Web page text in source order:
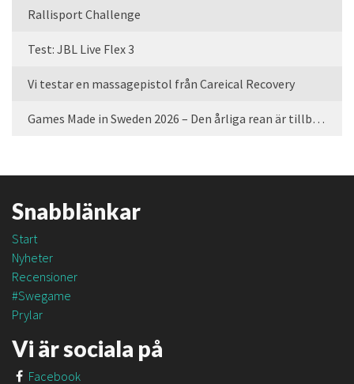
Rallisport Challenge
Test: JBL Live Flex 3
Vi testar en massagepistol från Careical Recovery
Games Made in Sweden 2026 – Den årliga rean är tillbaka
Snabblänkar
Start
Nyheter
Recensioner
#Swegame
Prylar
Vi är sociala på
Facebook